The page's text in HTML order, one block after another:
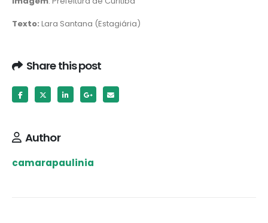
Texto: Lara Santana (Estagiária)
Share this post
Author
camarapaulinia